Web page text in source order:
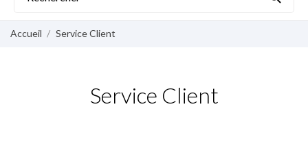
Accueil Service Client
Service Client